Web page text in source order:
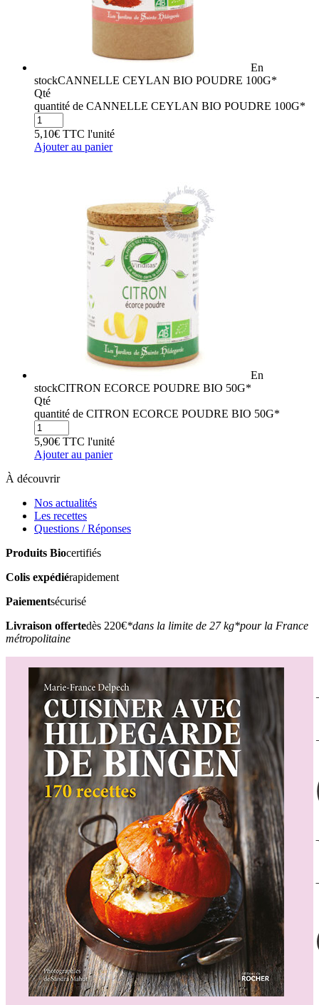
En
stockCANNELLE CEYLAN BIO POUDRE 100G*
Qté
quantité de CANNELLE CEYLAN BIO POUDRE 100G*
5,10€ TTC l'unité
Ajouter au panier
En
stockCITRON ECORCE POUDRE BIO 50G*
Qté
quantité de CITRON ECORCE POUDRE BIO 50G*
5,90€ TTC l'unité
Ajouter au panier
À découvrir
Nos actualités
Les recettes
Questions / Réponses
Produits Biocertifiés
Colis expédiérapidement
Paiementsécurisé
Livraison offertedès 220€*dans la limite de 27 kg*pour la France
métropolitaine